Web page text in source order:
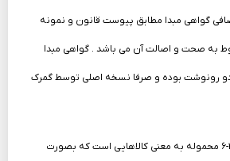
گواهی مبدا مطابق پیوست قانون و نمونه
به صحت و اصالت آن می باشد . گواهی مبدا
رونوشت بوده و صرفا نسخه اصلی توسط گمرک
۵- براساس بند ت از ماده ۲-۶ محموله به معنی کالاهایی است که بصورت